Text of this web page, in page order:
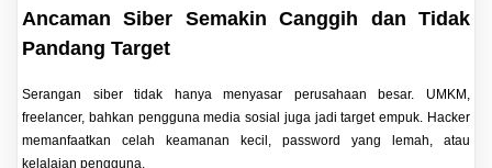
Ancaman Siber Semakin Canggih dan Tidak
Pandang Target
Serangan siber tidak hanya menyasar perusahaan besar. UMKM,
freelancer, bahkan pengguna media sosial juga jadi target empuk. Hacker
memanfaatkan celah keamanan kecil, password yang lemah, atau
kelalaian pengguna.